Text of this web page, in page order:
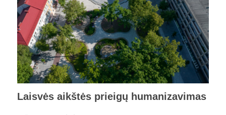
Laisvės aikštės prieigų humanizavimas